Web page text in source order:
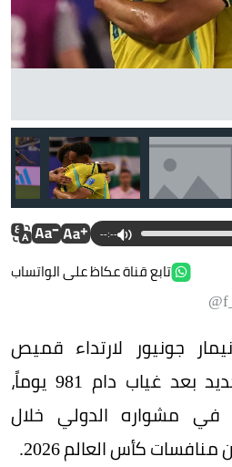
--:--
تابع قناة عكاظ على الواتساب
جونيور لارتداء قميص
منتخب البرازيل من جديد بعد غياب دام 981 يوماً،
مشواره الدولي خلال
كأس العالم 2026.